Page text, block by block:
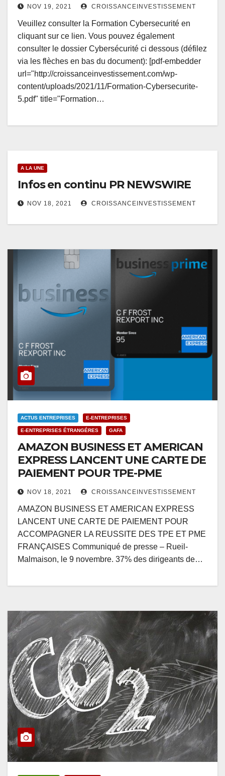
NOV 19, 2021 CROISSANCEINVESTISSEMENT
Veuillez consulter la Formation Cybersecurité en
cliquant sur ce lien. Vous pouvez également
consulter le dossier Cybersécurité ci dessous (défilez
via les flèches en bas du document): [pdf-embedder
url="http://croissanceinvestissement.com/wp-
content/uploads/2021/11/Formation-Cybersecurite-
5.pdf" title="Formation…
A LA UNE
Infos en continu PR NEWSWIRE
NOV 18, 2021 CROISSANCEINVESTISSEMENT
ACTUS ENTREPRISES E-ENTREPRISES
E-ENTREPRISES ÉTRANGÉRES GAFA
AMAZON BUSINESS ET AMERICAN
EXPRESS LANCENT UNE CARTE DE
PAIEMENT POUR TPE-PME
NOV 18, 2021 CROISSANCEINVESTISSEMENT
AMAZON BUSINESS ET AMERICAN EXPRESS
LANCENT UNE CARTE DE PAIEMENT POUR
ACCOMPAGNER LA REUSSITE DES TPE ET PME
FRANÇAISES Communiqué de presse – Rueil-
Malmaison, le 9 novembre. 37% des dirigeants de…